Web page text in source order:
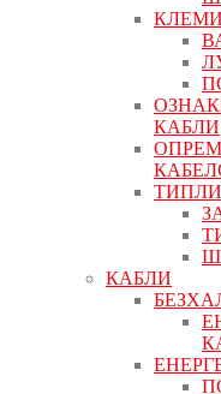
КЛЕМИ
КАБЛИ
КАБЛИ